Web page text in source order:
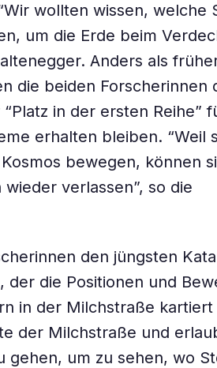
wollten wissen, welche
um die Erde beim
Anders als
die beiden Forscherinnen
in der ersten Reihe”
erhalten bleiben. “Weil
bewegen, können
verlassen”, so die
den jüngsten
der die Positionen und
in der Milchstraße kartiert
der Milchstraße und
gehen, um zu sehen, wo